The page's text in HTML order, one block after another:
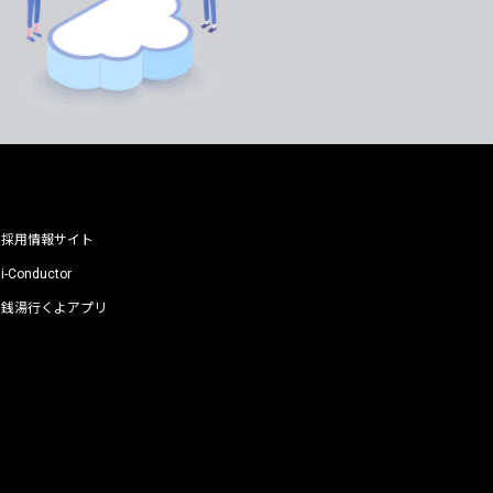
採用情報サイト
i-Conductor
銭湯行くよアプリ